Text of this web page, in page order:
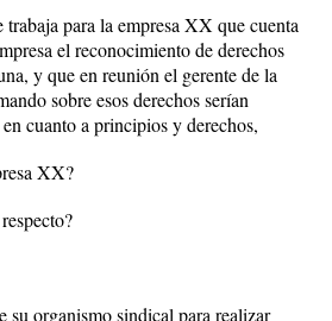
trabaja para la empresa XX que cuenta
el reconocimiento de derechos
y que en reunión el gerente de la
sobre esos derechos serían
cuanto a principios y derechos,
XX?
su organismo sindical para realizar